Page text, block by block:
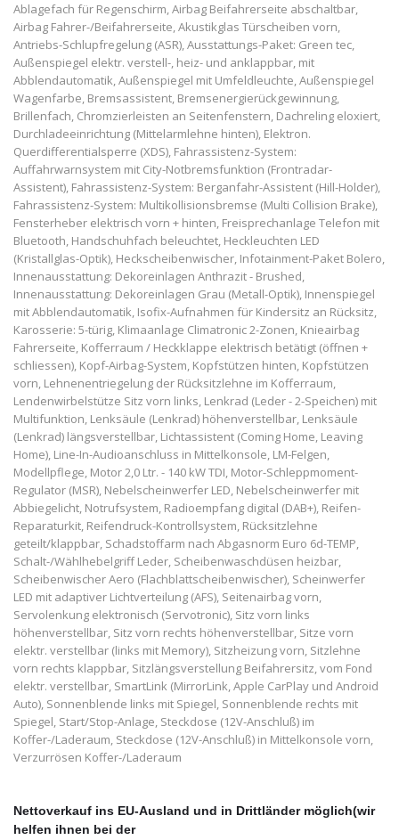
Ablagefach für Regenschirm, Airbag Beifahrerseite abschaltbar,
Airbag Fahrer-/Beifahrerseite, Akustikglas Türscheiben vorn,
Antriebs-Schlupfregelung (ASR), Ausstattungs-Paket: Green tec,
Außenspiegel elektr. verstell-, heiz- und anklappbar, mit
Abblendautomatik, Außenspiegel mit Umfeldleuchte, Außenspiegel
Wagenfarbe, Bremsassistent, Bremsenergierückgewinnung,
Brillenfach, Chromzierleisten an Seitenfenstern, Dachreling eloxiert,
Durchladeeinrichtung (Mittelarmlehne hinten), Elektron.
Querdifferentialsperre (XDS), Fahrassistenz-System:
Auffahrwarnsystem mit City-Notbremsfunktion (Frontradar-
Assistent), Fahrassistenz-System: Berganfahr-Assistent (Hill-Holder),
Fahrassistenz-System: Multikollisionsbremse (Multi Collision Brake),
Fensterheber elektrisch vorn + hinten, Freisprechanlage Telefon mit
Bluetooth, Handschuhfach beleuchtet, Heckleuchten LED
(Kristallglas-Optik), Heckscheibenwischer, Infotainment-Paket Bolero,
Innenausstattung: Dekoreinlagen Anthrazit - Brushed,
Innenausstattung: Dekoreinlagen Grau (Metall-Optik), Innenspiegel
mit Abblendautomatik, Isofix-Aufnahmen für Kindersitz an Rücksitz,
Karosserie: 5-türig, Klimaanlage Climatronic 2-Zonen, Knieairbag
Fahrerseite, Kofferraum / Heckklappe elektrisch betätigt (öffnen +
schliessen), Kopf-Airbag-System, Kopfstützen hinten, Kopfstützen
vorn, Lehnenentriegelung der Rücksitzlehne im Kofferraum,
Lendenwirbelstütze Sitz vorn links, Lenkrad (Leder - 2-Speichen) mit
Multifunktion, Lenksäule (Lenkrad) höhenverstellbar, Lenksäule
(Lenkrad) längsverstellbar, Lichtassistent (Coming Home, Leaving
Home), Line-In-Audioanschluss in Mittelkonsole, LM-Felgen,
Modellpflege, Motor 2,0 Ltr. - 140 kW TDI, Motor-Schleppmoment-
Regulator (MSR), Nebelscheinwerfer LED, Nebelscheinwerfer mit
Abbiegelicht, Notrufsystem, Radioempfang digital (DAB+), Reifen-
Reparaturkit, Reifendruck-Kontrollsystem, Rücksitzlehne
geteilt/klappbar, Schadstoffarm nach Abgasnorm Euro 6d-TEMP,
Schalt-/Wählhebelgriff Leder, Scheibenwaschdüsen heizbar,
Scheibenwischer Aero (Flachblattscheibenwischer), Scheinwerfer
LED mit adaptiver Lichtverteilung (AFS), Seitenairbag vorn,
Servolenkung elektronisch (Servotronic), Sitz vorn links
höhenverstellbar, Sitz vorn rechts höhenverstellbar, Sitze vorn
elektr. verstellbar (links mit Memory), Sitzheizung vorn, Sitzlehne
vorn rechts klappbar, Sitzlängsverstellung Beifahrersitz, vom Fond
elektr. verstellbar, SmartLink (MirrorLink, Apple CarPlay und Android
Auto), Sonnenblende links mit Spiegel, Sonnenblende rechts mit
Spiegel, Start/Stop-Anlage, Steckdose (12V-Anschluß) im
Koffer-/Laderaum, Steckdose (12V-Anschluß) in Mittelkonsole vorn,
Verzurrösen Koffer-/Laderaum
Nettoverkauf ins EU-Ausland und in Drittländer möglich(wir
helfen ihnen bei der